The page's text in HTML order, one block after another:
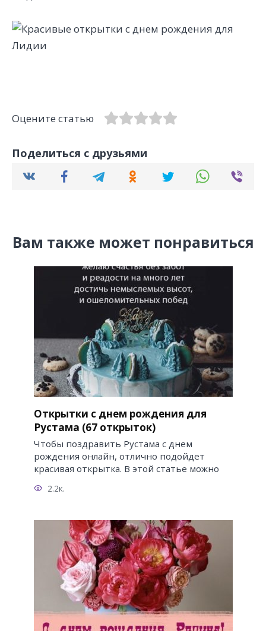
Оцените статью
Поделиться с друзьями
Вам также может понравиться
Открытки с днем рождения для
Рустама (67 открыток)
Чтобы поздравить Рустама с днем
рождения онлайн, отлично подойдет
красивая открытка. В этой статье можно
2.2к.